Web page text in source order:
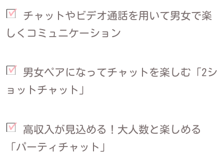
チャットやビデオ通話を用いて男女で楽
しくコミュニケーション
男女ペアになってチャットを楽しむ「2シ
ョットチャット」
高収入が見込める！大人数と楽しめる
「パーティチャット」